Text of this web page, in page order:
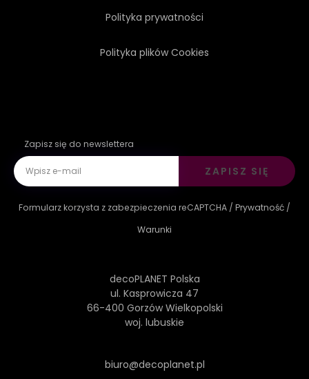
Polityka prywatności
Polityka plików Cookies
Zapisz się do newslettera
ZAPISZ SIĘ
Formularz korzysta z zabezpieczenia reCAPTCHA / Prywatność /
Warunki
decoPLANET Polska
ul. Kasprowicza 47
66-400 Gorzów Wielkopolski
woj. lubuskie
biuro@decoplanet.pl